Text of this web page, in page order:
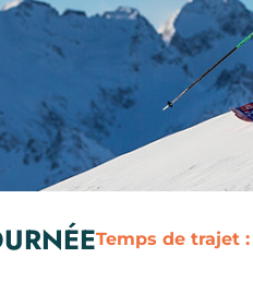
Temps de trajet :